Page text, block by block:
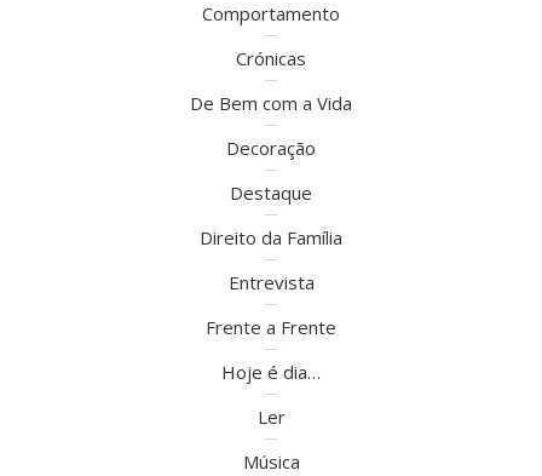
Comportamento
Crónicas
De Bem com a Vida
Decoração
Destaque
Direito da Família
Entrevista
Frente a Frente
Hoje é dia…
Ler
Música